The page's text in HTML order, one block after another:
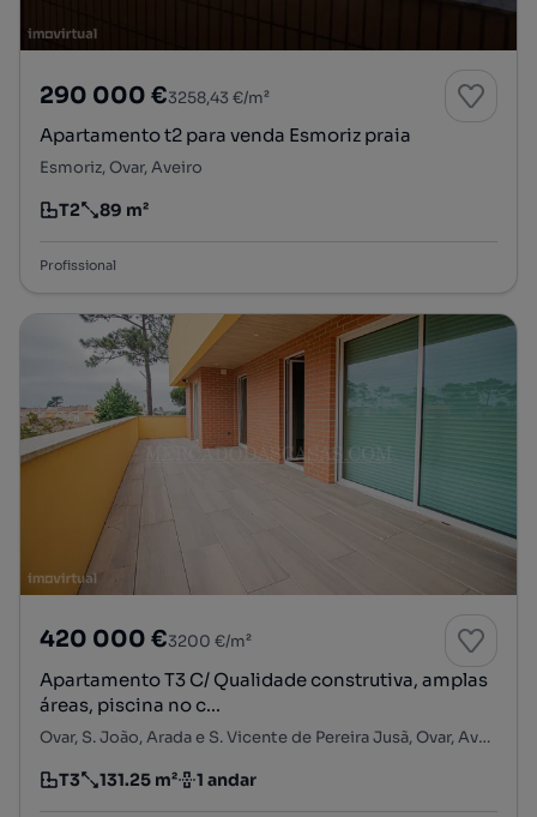
290 000 €3258,43 €/m²
Apartamento t2 para venda Esmoriz praia
Esmoriz, Ovar, Aveiro
Tipologia
T2
Preço por metro quadrado
89 m²
Profissional
420 000 €3200 €/m²
Apartamento T3 C/ Qualidade construtiva, amplas
áreas, piscina no c...
Ovar, S. João, Arada e S. Vicente de Pereira Jusã, Ovar, Aveiro
Tipologia
T3
Preço por metro quadrado
131.25 m²
Andar 1 andar